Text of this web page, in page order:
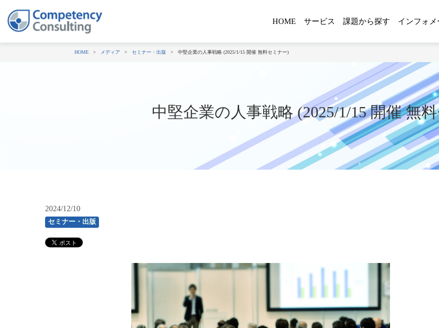
HOME サービス 課題から探す インフォ
HOME メディア セミナー・出版 中堅企業の人事戦略 (2025/1/15 開催 無料セミナー)
中堅企業の人事戦略 (2025/1/15 開催 無
2024/12/10
セミナー・出版